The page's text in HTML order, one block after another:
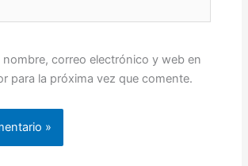
nombre, correo electrónico y web en
para la próxima vez que comente.